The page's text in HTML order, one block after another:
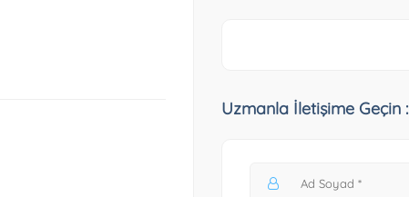
Uzmanla İletişime Geçin :